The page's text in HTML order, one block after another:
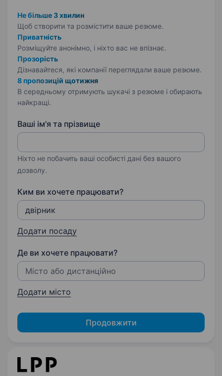
Не більше 3 хвилин
Щоб створити та розмістити ваше резюме.
Приватність
Розміщуйте анонімно, і ніхто вас не впізнає.
Прозорість
Дізнавайтеся, які компанії переглядали ваше резюме.
8 пропозицій щотижня
В середньому отримують шукачі з резюме і обирають
найкращі.
Ваші ім'я та прізвище
Ніхто не побачить ваші особисті дані без вашого
дозволу.
Ким ви хочете працювати?
Додати посаду
Де ви хочете працювати?
Додати місто
Продовжити